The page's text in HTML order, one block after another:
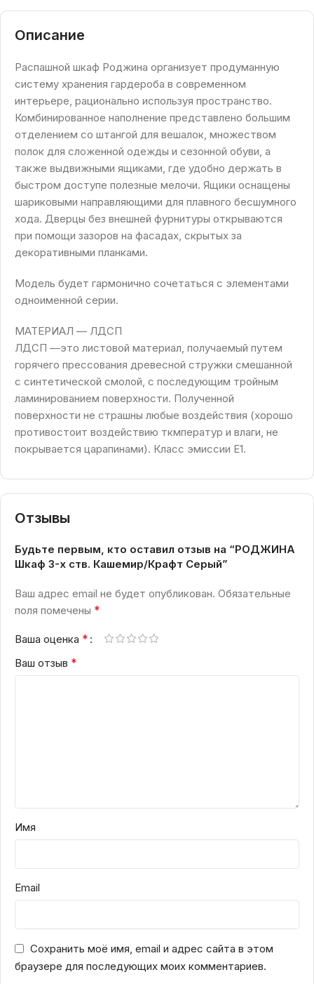
Описание
Распашной шкаф Роджина организует продуманную
систему хранения гардероба в современном
интерьере, рационально используя пространство.
Комбинированное наполнение представлено большим
отделением со штангой для вешалок, множеством
полок для сложенной одежды и сезонной обуви, а
также выдвижными ящиками, где удобно держать в
быстром доступе полезные мелочи. Ящики оснащены
шариковыми направляющими для плавного бесшумного
хода. Дверцы без внешней фурнитуры открываются
при помощи зазоров на фасадах, скрытых за
декоративными планками.
Модель будет гармонично сочетаться с элементами
одноименной серии.
МАТЕРИАЛ — ЛДСП
ЛДСП —это листовой материал, получаемый путем
горячего прессования древесной стружки смешанной
с синтетической смолой, с последующим тройным
ламинированием поверхности. Полученной
поверхности не страшны любые воздействия (хорошо
противостоит воздействию ткмператур и влаги, не
покрывается царапинами). Класс эмиссии Е1.
Отзывы
Будьте первым, кто оставил отзыв на “РОДЖИНА
Шкаф 3-х ств. Кашемир/Крафт Серый”
Ваш адрес email не будет опубликован. Обязательные
поля помечены *
Ваша оценка *
Ваш отзыв *
Имя
Email
Сохранить моё имя, email и адрес сайта в этом
браузере для последующих моих комментариев.